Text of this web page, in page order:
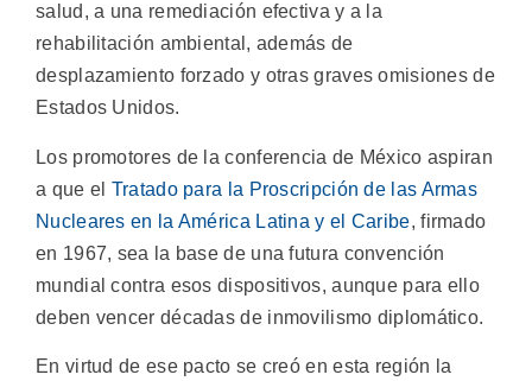
salud, a una remediación efectiva y a la
rehabilitación ambiental, además de
desplazamiento forzado y otras graves omisiones de
Estados Unidos.
Los promotores de la conferencia de México aspiran
a que el Tratado para la Proscripción de las Armas
Nucleares en la América Latina y el Caribe, firmado
en 1967, sea la base de una futura convención
mundial contra esos dispositivos, aunque para ello
deben vencer décadas de inmovilismo diplomático.
En virtud de ese pacto se creó en esta región la